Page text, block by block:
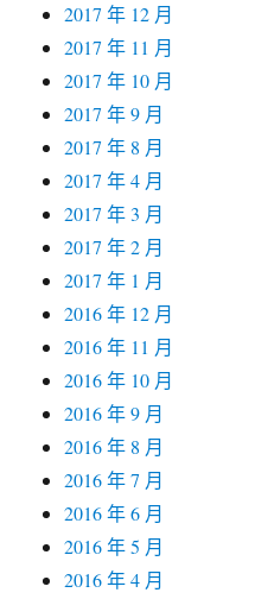
2017 年 12 月
2017 年 11 月
2017 年 10 月
2017 年 9 月
2017 年 8 月
2017 年 4 月
2017 年 3 月
2017 年 2 月
2017 年 1 月
2016 年 12 月
2016 年 11 月
2016 年 10 月
2016 年 9 月
2016 年 8 月
2016 年 7 月
2016 年 6 月
2016 年 5 月
2016 年 4 月